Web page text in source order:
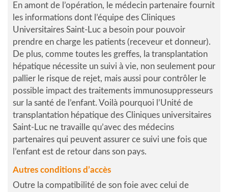
En amont de l’opération, le médecin partenaire fournit
les informations dont l’équipe des Cliniques
Universitaires Saint-Luc a besoin pour pouvoir
prendre en charge les patients (receveur et donneur).
De plus, comme toutes les greffes, la transplantation
hépatique nécessite un suivi à vie, non seulement pour
pallier le risque de rejet, mais aussi pour contrôler le
possible impact des traitements immunosuppresseurs
sur la santé de l’enfant. Voilà pourquoi l’Unité de
transplantation hépatique des Cliniques universitaires
Saint-Luc ne travaille qu’avec des médecins
partenaires qui peuvent assurer ce suivi une fois que
l’enfant est de retour dans son pays.
Autres conditions d’accès
Outre la compatibilité de son foie avec celui de